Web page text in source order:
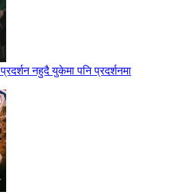
नहुदै युकेमा पनि प्रदर्शनमा